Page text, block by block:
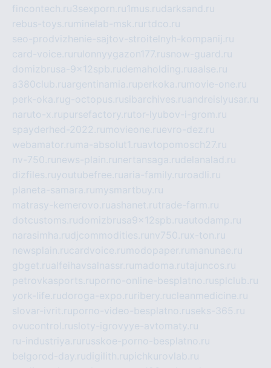
fincontech.ru3sexporn.ru1mus.rudarksand.ru
rebus-toys.ru minelab-msk.ru rtdco.ru
seo-prodvizhenie-sajtov-stroitelnyh-kompanij.ru
card-voice.ru rulonnyygazon177.rusnow-guard.ru
domizbrusa-9x12spb.rudemaholding.ruaalse.ru
a380club.ruargentinamia.ruperkoka.ru movie-one.ru
perk-oka.rug-octopus.rusibarchives.ruandreislyusar.ru
naruto-x.rupursefactory.rutor-lyubov-i-grom.ru
spayderhed-2022.ru movieone.ruevro-dez.ru
webamator.ru ma-absolut1.ruavtopomosch27.ru
nv-750.ru news-plain.ru nertansaga.rudelanalad.ru
dizfiles.ruyoutubefree.ruaria-family.ru roadli.ru
planeta-samara.ru mysmartbuy.ru
matrasy-kemerovo.ruashanet.rutrade-farm.ru
dotcustoms.rudomizbrusa9x12spb.ruautodamp.ru
narasimha.rudjcommodities.ru nv750.rux-ton.ru
newsplain.rucardvoice.ru modopaper.ru manunae.ru
gbget.rualfeihavsalnassr.ru madoma.rutajuncos.ru
petrovkasports.ruporno-online-besplatno.rusplclub.ru
york-life.rudoroga-expo.ru ribery.rucleanmedicine.ru
slovar-ivrit.ruporno-video-besplatno.ruseks-365.ru
ovucontrol.rusloty-igrovyye-avtomaty.ru
ru-industriya.ru russkoe-porno-besplatno.ru
belgorod-day.rudigilith.rupichkurovlab.ru